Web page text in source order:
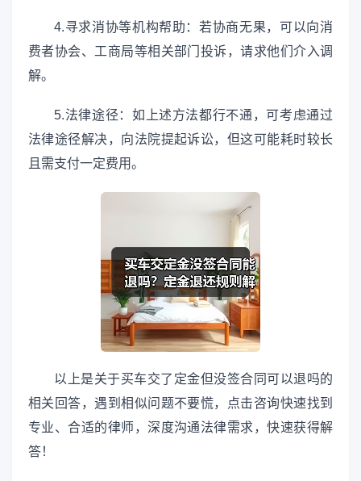
4.寻求消协等机构帮助：若协商无果，可以向消
费者协会、工商局等相关部门投诉，请求他们介入调
解。
5.法律途径：如上述方法都行不通，可考虑通过
法律途径解决，向法院提起诉讼，但这可能耗时较长
且需支付一定费用。
以上是关于买车交了定金但没签合同可以退吗的
相关回答，遇到相似问题不要慌，点击咨询快速找到
专业、合适的律师，深度沟通法律需求，快速获得解
答！